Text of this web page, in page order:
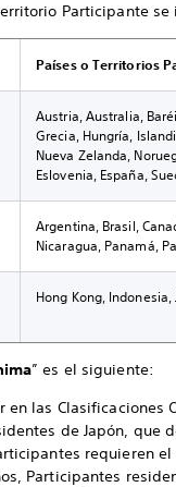
Participante
Países o Territorios
Austria, Australia,
Grecia, Hungría,
Nueva Zelanda,
Eslovenia, España,
Argentina, Brasil,
Nicaragua, Panamá,
Hong Kong,
” es el siguiente:
en las Clasificaciones
de Japón, que
requieren
Participantes